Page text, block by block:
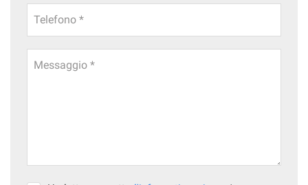
Telefono *
Messaggio *